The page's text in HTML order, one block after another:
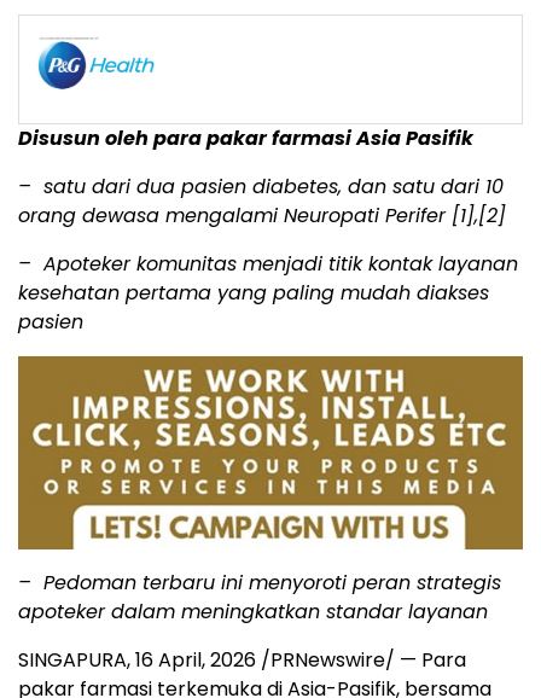
Disusun oleh para pakar farmasi Asia Pasifik
– satu dari dua pasien diabetes, dan satu dari 10
orang dewasa mengalami Neuropati Perifer [1],[2]
– Apoteker komunitas menjadi titik kontak layanan
kesehatan pertama yang paling mudah diakses
pasien
– Pedoman terbaru ini menyoroti peran strategis
apoteker dalam meningkatkan standar layanan
SINGAPURA,16 April, 2026 /PRNewswire/ — Para
pakar farmasi terkemuka di Asia-Pasifik, bersama